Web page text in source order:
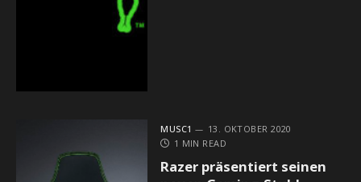
MUSC1
13. OKTOBER 2020
1 MIN READ
Razer präsentiert seinen